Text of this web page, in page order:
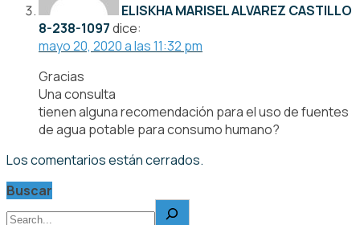
ELISKHA MARISEL ALVAREZ CASTILLO
8-238-1097dice:
mayo 20, 2020 a las 11:32 pm
Gracias
Una consulta
tienen alguna recomendación para el uso de fuentes
de agua potable para consumo humano?
Los comentarios están cerrados.
Buscar